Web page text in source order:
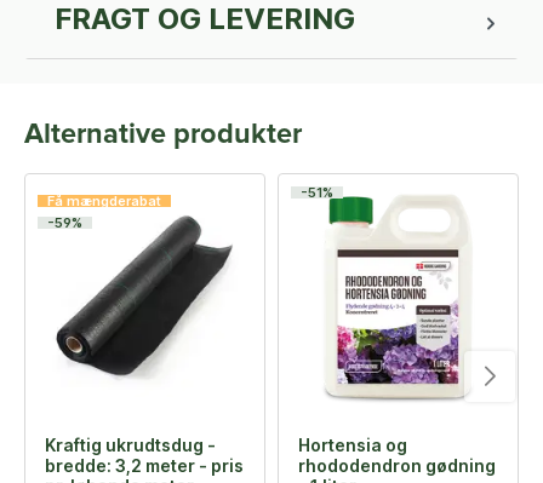
FRAGT OG LEVERING
Alternative produkter
Få mængderabat
-59%
Kraftig ukrudtsdug -
bredde: 3,2 meter - pris
-51%
Hortensia og
rhododendron gødning